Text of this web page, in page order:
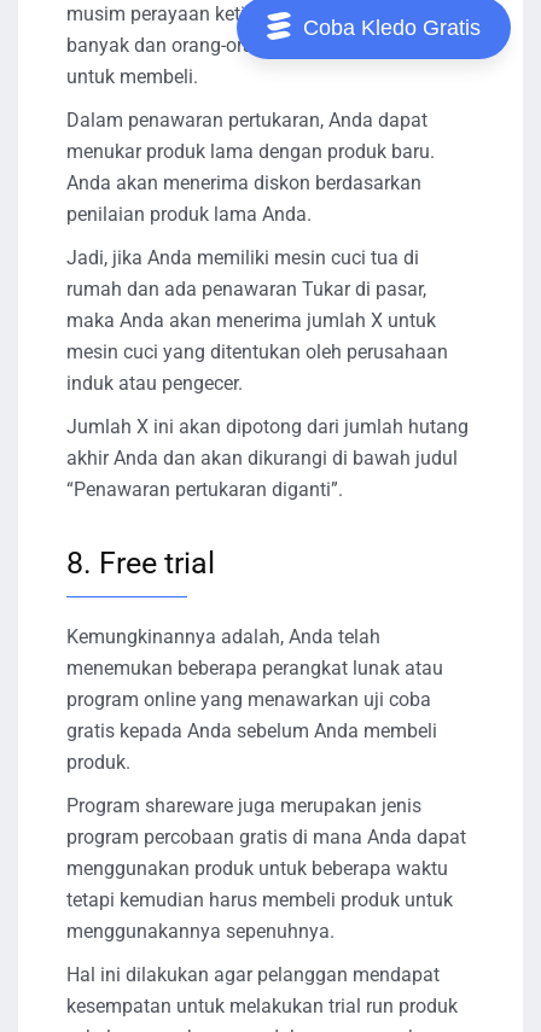
musim perayaan ketika penjualan akan lebih
banyak dan orang-orang sedang dalam mood
untuk membeli.
Dalam penawaran pertukaran, Anda dapat
menukar produk lama dengan produk baru.
Anda akan menerima diskon berdasarkan
penilaian produk lama Anda.
Jadi, jika Anda memiliki mesin cuci tua di
rumah dan ada penawaran Tukar di pasar,
maka Anda akan menerima jumlah X untuk
mesin cuci yang ditentukan oleh perusahaan
induk atau pengecer.
Jumlah X ini akan dipotong dari jumlah hutang
akhir Anda dan akan dikurangi di bawah judul
“Penawaran pertukaran diganti”.
8. Free trial
Kemungkinannya adalah, Anda telah
menemukan beberapa perangkat lunak atau
program online yang menawarkan uji coba
gratis kepada Anda sebelum Anda membeli
produk.
Program shareware juga merupakan jenis
program percobaan gratis di mana Anda dapat
menggunakan produk untuk beberapa waktu
tetapi kemudian harus membeli produk untuk
menggunakannya sepenuhnya.
Hal ini dilakukan agar pelanggan mendapat
kesempatan untuk melakukan trial run produk
Coba Kledo Gratis